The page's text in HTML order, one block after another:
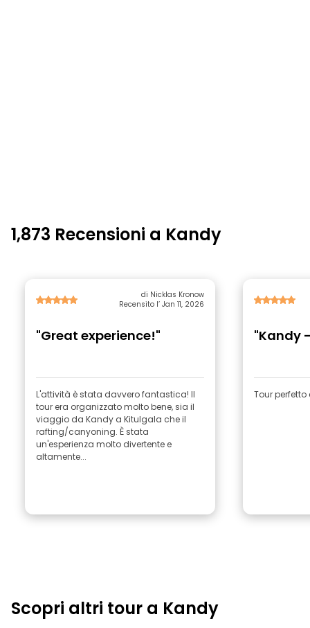
1,873 Recensioni a Kandy
di Nicklas Kronow
Recensito l’ Jan 11, 2026
"Great experience!"
L'attività è stata davvero fantastica! Il
tour era organizzato molto bene, sia il
viaggio da Kandy a Kitulgala che il
rafting/canyoning. È stata
un'esperienza molto divertente e
altamente...
"Kandy
Tour
Scopri altri tour a Kandy